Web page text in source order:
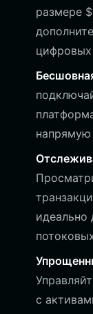
размере
цифровых
напрямую
идеально
с